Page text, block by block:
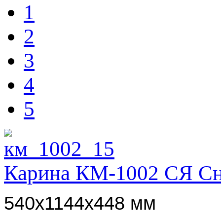
1
2
3
4
5
Карина КМ-1002 СЯ
540x1144x448 мм